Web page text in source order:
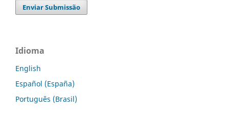
Enviar Submissão
Idioma
English
Español (España)
Português (Brasil)